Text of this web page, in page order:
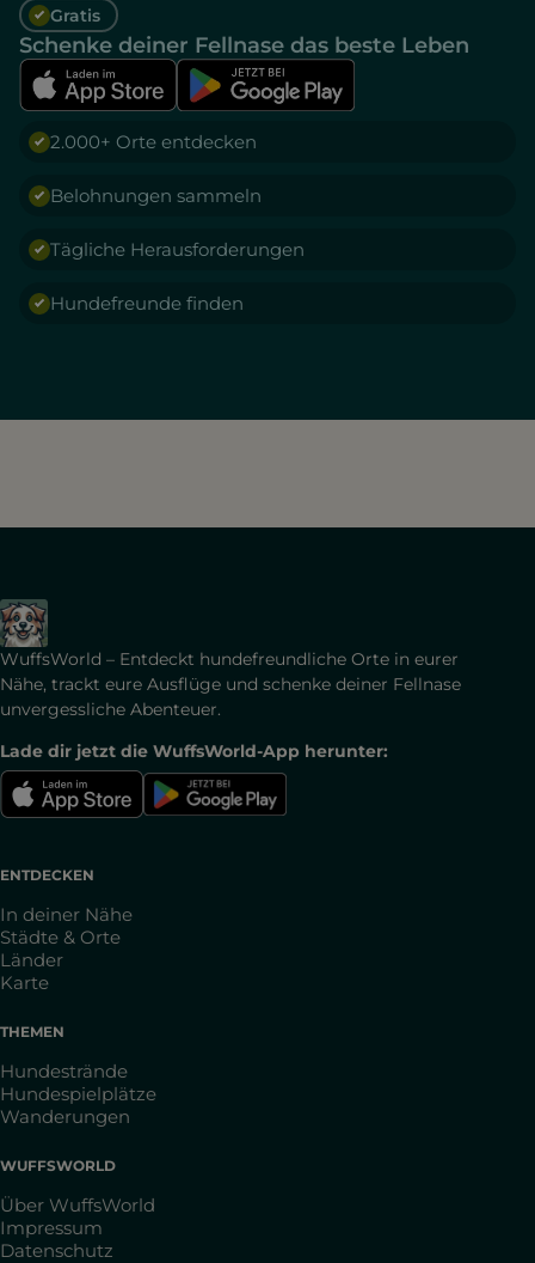
Gratis
Schenke deiner Fellnase das beste Leben
2.000+ Orte entdecken
Belohnungen sammeln
Tägliche Herausforderungen
Hundefreunde finden
WuffsWorld – Entdeckt hundefreundliche Orte in eurer
Nähe, trackt eure Ausflüge und schenke deiner Fellnase
unvergessliche Abenteuer.
Lade dir jetzt die WuffsWorld-App herunter:
ENTDECKEN
In deiner Nähe
Städte & Orte
Länder
Karte
THEMEN
Hundestrände
Hundespielplätze
Wanderungen
WUFFSWORLD
Über WuffsWorld
Impressum
Datenschutz